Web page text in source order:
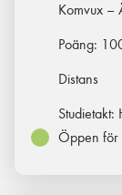
Komvux –
Poäng:
Distans
Studietakt:
Öppen för